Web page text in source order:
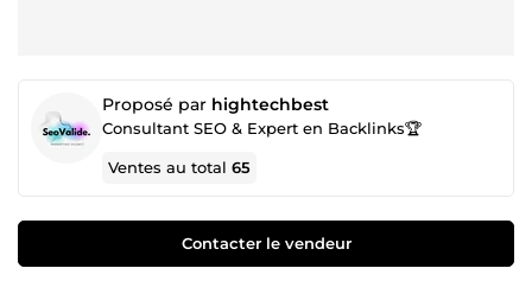
Proposé par hightechbest
Consultant SEO & Expert en Backlinks🏆
Ventes au total65
Contacter le vendeur